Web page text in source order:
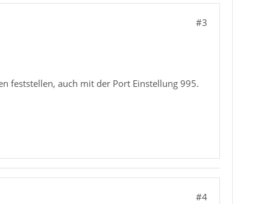
#3
feststellen, auch mit der Port Einstellung 995.
#4